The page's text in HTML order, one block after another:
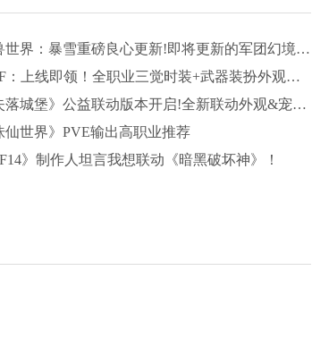
世界：暴雪重磅良心更新!即将更新的军团幻境大
，这下真成爽游了!
：上线即领！全职业三觉时装+武器装扮外观一
奶枪奇美拉首次免费送！
落城堡》公益联动版本开启!全新联动外观&宠物
!
仙世界》PVE输出高职业推荐
》制作人坦言我想联动《暗黑破坏神》！